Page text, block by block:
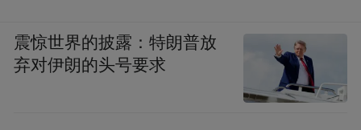
震惊世界的披露：特朗普放
弃对伊朗的头号要求